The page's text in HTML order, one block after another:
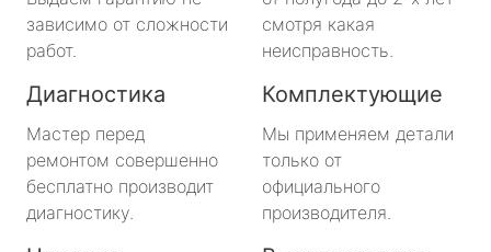
зависимо от сложности
работ.
смотря какая
неисправность.
Диагностика
Мастер перед
ремонтом совершенно
бесплатно производит
диагностику.
Комплектующие
Мы применяем детали
только от
официального
производителя.